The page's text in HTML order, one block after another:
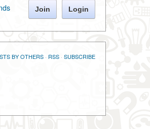
Join Login
BY OTHERS · RSS · SUBSCRIBE